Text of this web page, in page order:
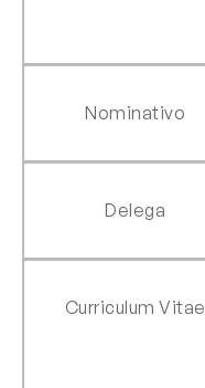
Nominativo
Delega
Curriculum Vitae